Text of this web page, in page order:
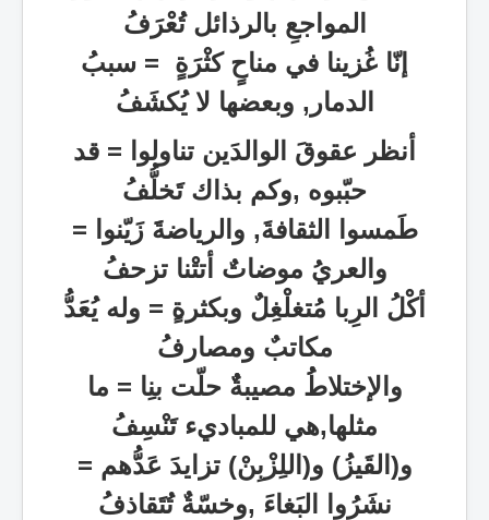
المواجعِ بالرذائل تُعْرَفُ
إنّا غُزينا في مناحٍ كثْرَةٍ = سببُ
الدمار, وبعضها لا يُكشَفُ
أنظر عقوقَ الوالدَين تناولوا = قد
حبّبوه ,وكم بذاك تَخلُّفُ
طَمسوا الثقافةَ, والرياضةََ زَيّنوا =
والعريُ موضاتٌ أتتْنا تزحفُ
أكْلُ الرِبا مُتغلْغِلٌ وبكثرة ٍ = وله يُعَدُّ
مكاتبٌ ومصارفُ
والإختلاطُُ مصيبةٌٌ حلّت بنِا = ما
مثلها,هي للمباديء تَنْسِفُ
و(القَيزُ) و(اللِزْبِنْ) تزايدَ عَدُّهم =
نشَرُوا البَغاءَ ,وخسّةٌ تُتَقاذفُ